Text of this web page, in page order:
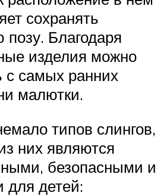
сохранять
позу. Благодаря
изделия можно
с самых ранних
малютки.
типов слингов,
них являются
безопасными и
детей: